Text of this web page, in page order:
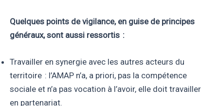
Quelques points de vigilance, en guise de principes
généraux, sont aussi ressortis :
Travailler en synergie avec les autres acteurs du
territoire : l’AMAP n’a, a priori, pas la compétence
sociale et n’a pas vocation à l’avoir, elle doit travailler
en partenariat.